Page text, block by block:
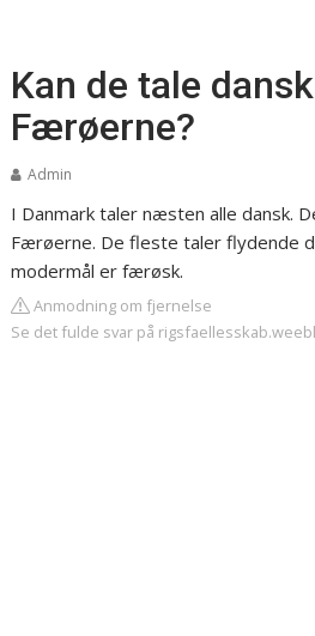
Kan de tale
Færøerne?
Admin
I Danmark taler næsten alle dansk.
Færøerne. De fleste taler flydende
modermål er færøsk.
Anmodning om fjernelse
Se det fulde svar på